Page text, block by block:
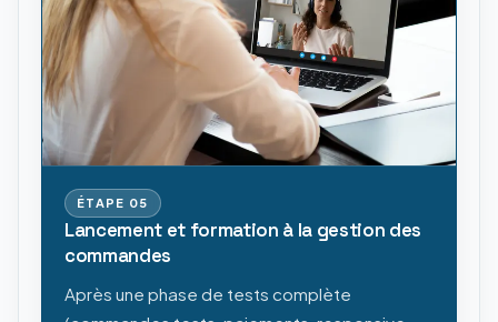
ÉTAPE 05
Lancement et formation à la gestion des
commandes
Après une phase de tests complète